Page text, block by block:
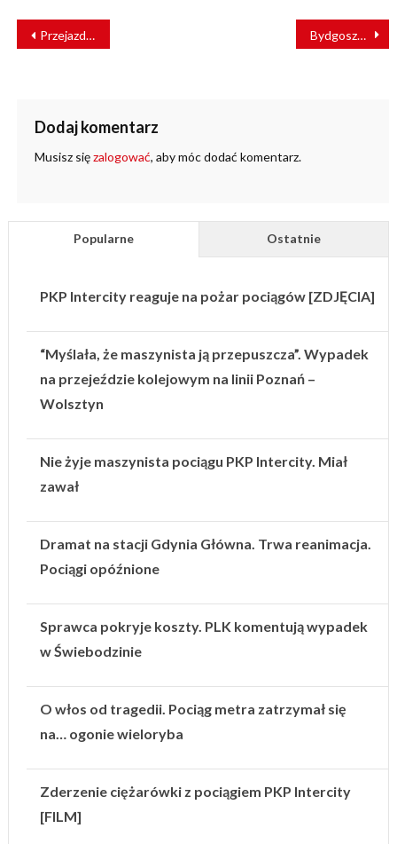
NAWIGACJA
WPISU
Przejazdy w POLREGIO z mikołajkowym rabatem Bydgoszcz: w trasę wyruszył mikołajkowy tramwaj PESA Swing [ZDJĘCIA]
Dodaj komentarz
Musisz sięzalogować, aby móc dodać komentarz.
Popularne Ostatnie
PKP Intercity reaguje na pożar pociągów [ZDJĘCIA]
“Myślała, że maszynista ją przepuszcza”. Wypadek
na przejeździe kolejowym na linii Poznań –
Wolsztyn
Nie żyje maszynista pociągu PKP Intercity. Miał
zawał
Dramat na stacji Gdynia Główna. Trwa reanimacja.
Pociągi opóźnione
Sprawca pokryje koszty. PLK komentują wypadek
w Świebodzinie
O włos od tragedii. Pociąg metra zatrzymał się
na… ogonie wieloryba
Zderzenie ciężarówki z pociągiem PKP Intercity
[FILM]